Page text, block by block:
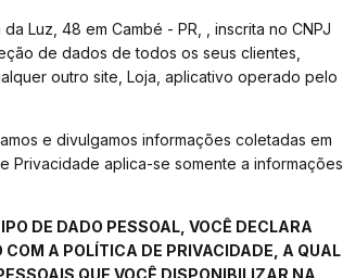
Luz, 48 em Cambé - PR, , inscrita no CNPJ
de dados de todos os seus clientes,
outro site, Loja, aplicativo operado pelo
e divulgamos informações coletadas em
Privacidade aplica-se somente a informações
DE DADO PESSOAL, VOCÊ DECLARA
COM A POLÍTICA DE PRIVACIDADE, A QUAL
QUE VOCÊ DISPONIBILIZAR NA